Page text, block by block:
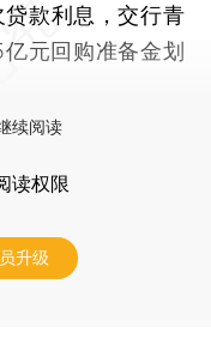
贷款利息，交行青
元回购准备金划
续阅读
读权限
升级